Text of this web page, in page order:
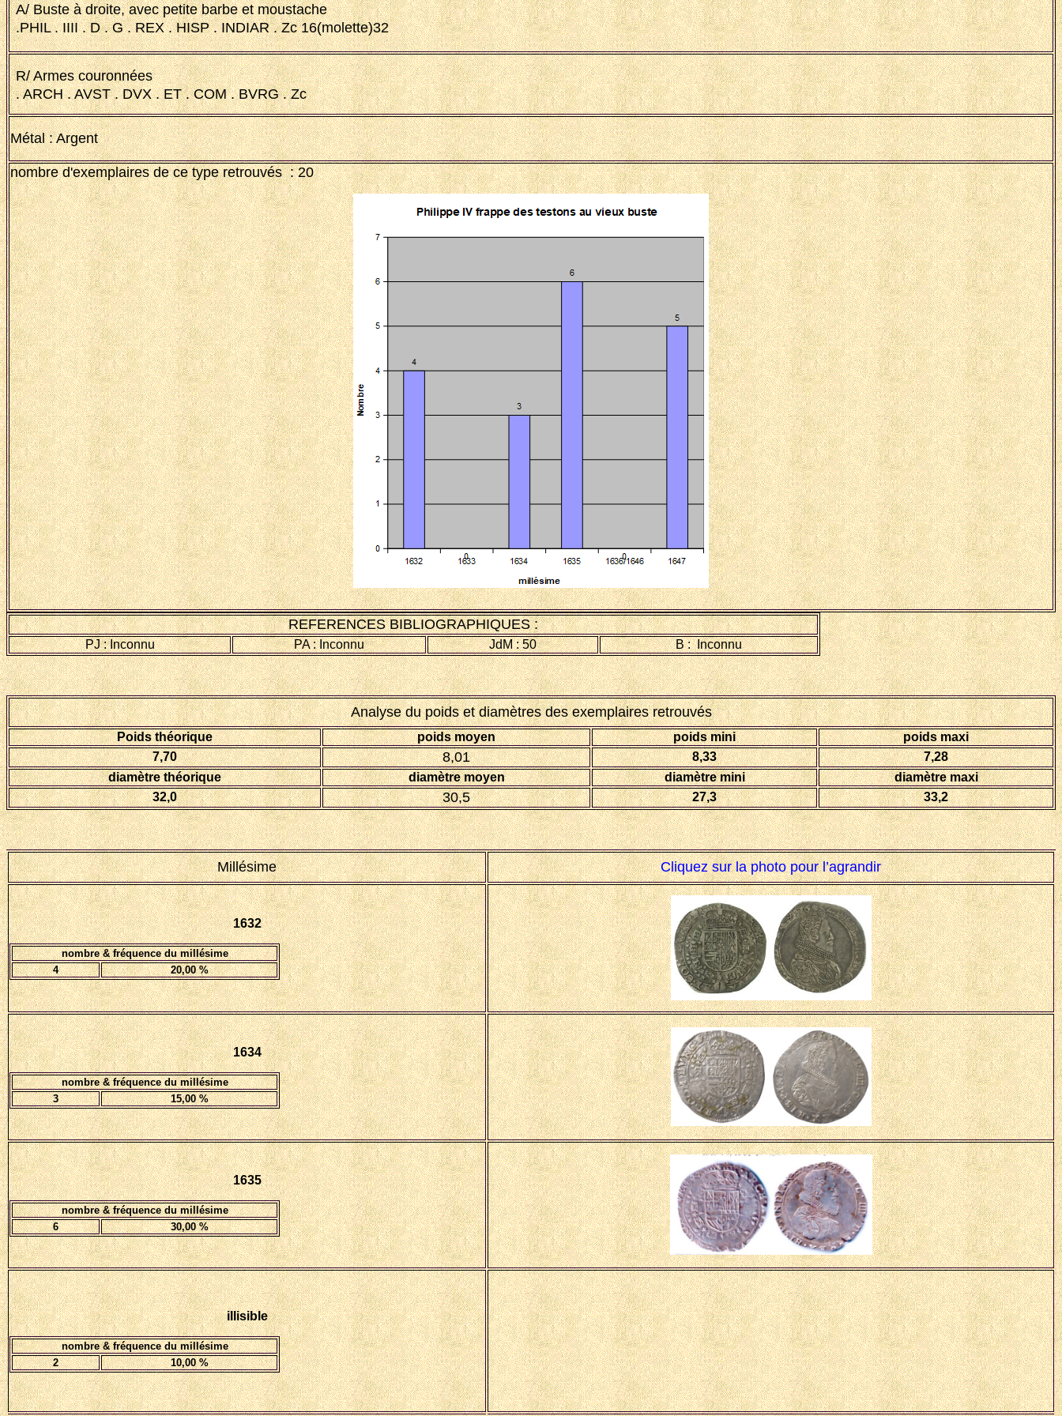
A/ Buste à droite, avec petite barbe et moustache
.PHIL . IIII . D . G . REX . HISP . INDIAR . Zc 16(molette)32
R/ Armes couronnées
. ARCH . AVST . DVX . ET . COM . BVRG . Zc
Métal : Argent
nombre d'exemplaires de ce type retrouvés : 20
REFERENCES BIBLIOGRAPHIQUES :
PJ : Inconnu PA : Inconnu JdM : 50 B : Inconnu
Analyse du poids et diamètres des exemplaires retrouvés
Poids théorique poids moyen poids mini
poids maxi
7,70
8,01 8,33
7,28
diamètre théorique
diamètre moyen diamètre mini
diamètre maxi
32,0
30,5 27,3 33,2
Millésime Cliquez sur la photo pour l’agrandir
1632
nombre & fréquence du millésime
4
20,00 %
1634
nombre & fréquence du millésime
3
15,00 %
1635
nombre & fréquence du millésime
6
30,00 %
illisible
nombre & fréquence du millésime
2
10,00 %